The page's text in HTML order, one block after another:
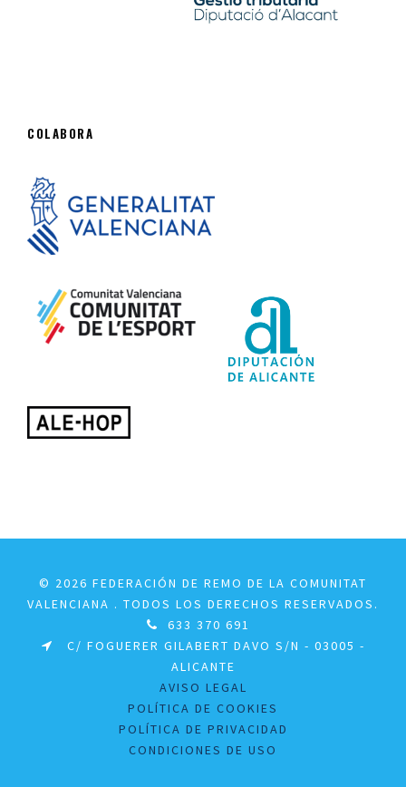
COLABORA
© 2026 FEDERACIÓN DE REMO DE LA COMUNITAT
VALENCIANA . TODOS LOS DERECHOS RESERVADOS.
633 370 691
C/ FOGUERER GILABERT DAVO S/N - 03005 -
ALICANTE
AVISO LEGAL
POLÍTICA DE COOKIES
POLÍTICA DE PRIVACIDAD
CONDICIONES DE USO